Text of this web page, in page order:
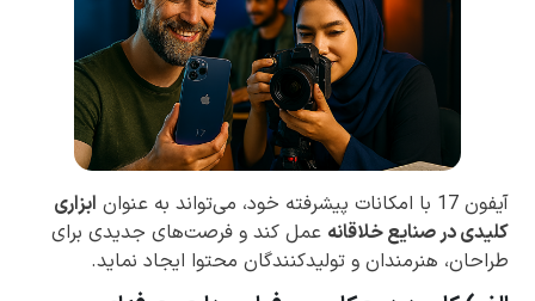
آیفون 17 با امکانات پیشرفته خود، می‌تواند به عنوان
ابزاری
کلیدی در صنایع خلاقانه عمل کند و فرصت‌های جدیدی برای
طراحان، هنرمندان و تولیدکنندگان محتوا ایجاد نماید.